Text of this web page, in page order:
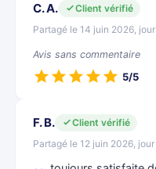
C. A.
Client vérifié
Partagé le 14 juin 2026,
Avis sans commentaire
5/5
F. B.
Client vérifié
Partagé le 12 juin 2026,